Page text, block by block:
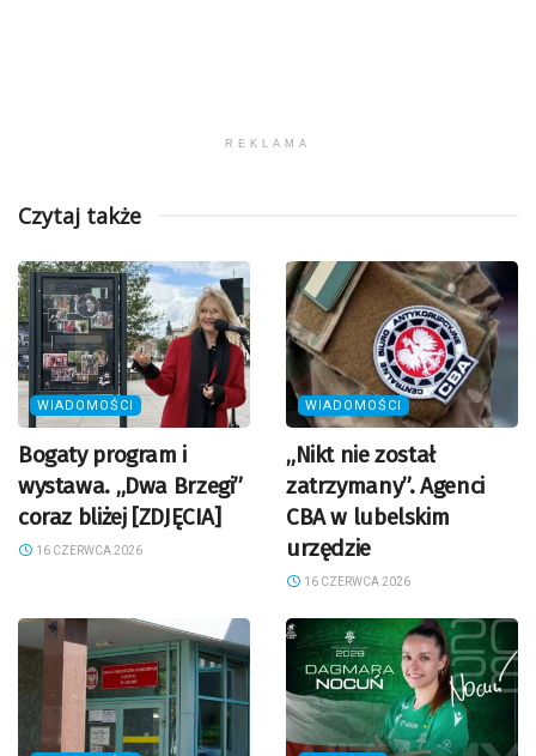
REKLAMA
Czytaj także
WIADOMOŚCI
Bogaty program i
wystawa. „Dwa Brzegi”
coraz bliżej [ZDJĘCIA]
16 CZERWCA 2026
WIADOMOŚCI
„Nikt nie został
zatrzymany”. Agenci
CBA w lubelskim
urzędzie
16 CZERWCA 2026